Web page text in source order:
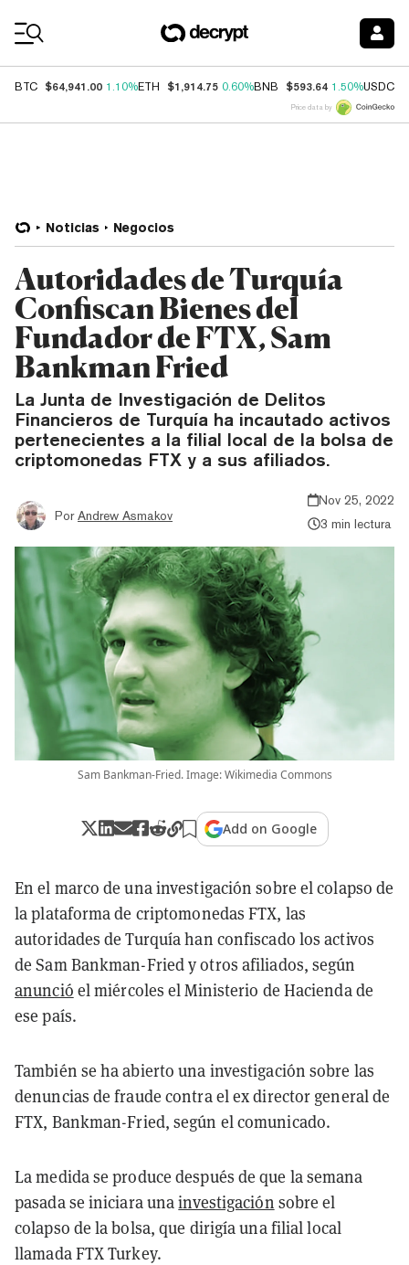
BTC $64,941.00 1.10%ETH $1,914.75 0.60%BNB $593.64 1.50%USDC
Price data by
Noticias Negocios
Autoridades de Turquía
Confiscan Bienes del
Fundador de FTX, Sam
Bankman Fried
La Junta de Investigación de Delitos
Financieros de Turquía ha incautado activos
pertenecientes a la filial local de la bolsa de
criptomonedas FTX y a sus afiliados.
Por Andrew Asmakov
Nov 25, 2022
3 min lectura
Sam Bankman-Fried. Image: Wikimedia Commons
Add on Google
En el marco de una investigación sobre el colapso de
la plataforma de criptomonedas FTX, las
autoridades de Turquía han confiscado los activos
de Sam Bankman-Fried y otros afiliados, según
anunció el miércoles el Ministerio de Hacienda de
ese país.
También se ha abierto una investigación sobre las
denuncias de fraude contra el ex director general de
FTX, Bankman-Fried, según el comunicado.
La medida se produce después de que la semana
pasada se iniciara unainvestigación sobre el
colapso de la bolsa, que dirigía una filial local
llamada FTX Turkey.